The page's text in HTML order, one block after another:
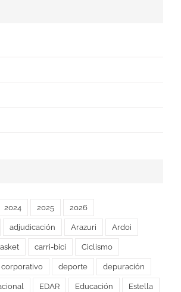
2024 2025 2026
adjudicación Arazuri Ardoi
carri-bici Ciclismo
corporativo deporte depuración
EDAR Educación Estella